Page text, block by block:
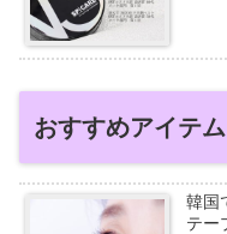
おすすめアイテム
韓国
テー